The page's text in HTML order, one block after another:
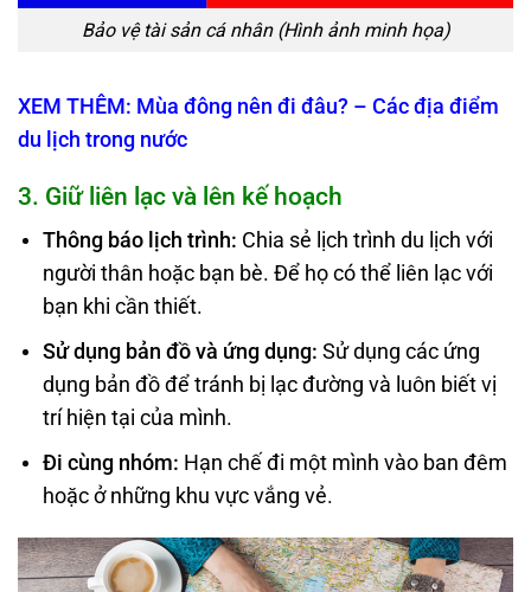
Bảo vệ tài sản cá nhân (Hình ảnh minh họa)
XEM THÊM: Mùa đông nên đi đâu? – Các địa điểm
du lịch trong nước
3. Giữ liên lạc và lên kế hoạch
Thông báo lịch trình: Chia sẻ lịch trình du lịch với
người thân hoặc bạn bè. Để họ có thể liên lạc với
bạn khi cần thiết.
Sử dụng bản đồ và ứng dụng: Sử dụng các ứng
dụng bản đồ để tránh bị lạc đường và luôn biết vị
trí hiện tại của mình.
Đi cùng nhóm: Hạn chế đi một mình vào ban đêm
hoặc ở những khu vực vắng vẻ.